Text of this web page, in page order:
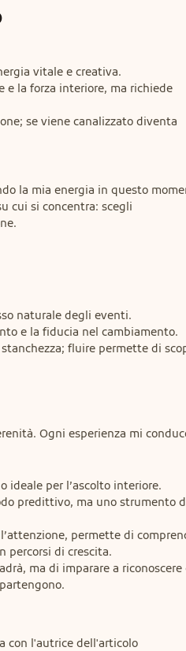
vitale e creativa.
e la forza interiore, ma richiede
se viene canalizzato diventa
la mia energia in questo
cui si concentra: scegli
naturale degli eventi.
e la fiducia nel cambiamento.
fluire permette di
Ogni esperienza mi
ideale per l’ascolto interiore.
predittivo, ma uno strumento
permette di
percorsi di crescita.
ma di imparare a riconoscere
con l'autrice dell'articolo